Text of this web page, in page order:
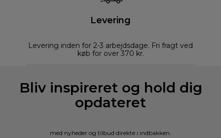
Levering
Levering inden for 2-3 arbejdsdage. Fri fragt ved
køb for over 370 kr.
Bliv inspireret og hold dig
opdateret
med nyheder og tilbud direkte i indbakken.